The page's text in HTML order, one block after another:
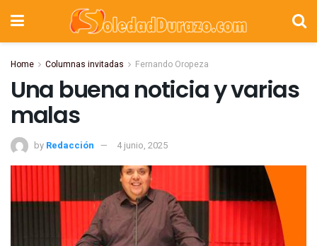
Home Columnas invitadas Fernando Oropeza
Una buena noticia y varias
malas
by Redacción 4 junio, 2025